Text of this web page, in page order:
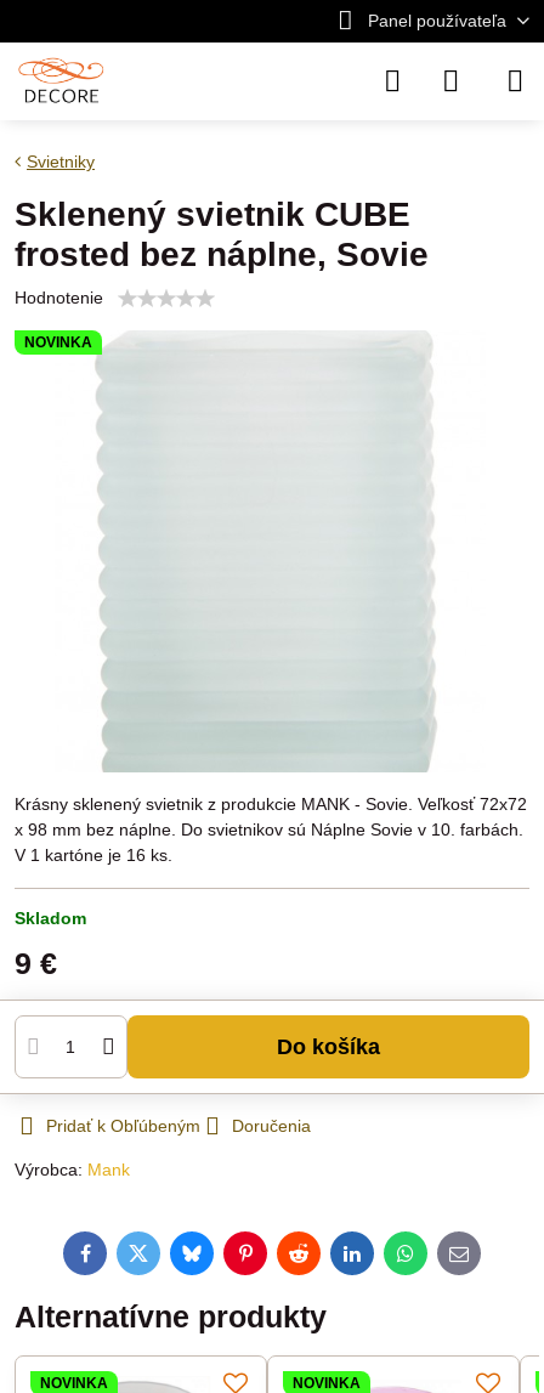
Panel používateľa
NOVINKA
Svietniky
Sklenený svietnik CUBE
frosted bez náplne, Sovie
Hodnotenie
Krásny sklenený svietnik z produkcie MANK - Sovie. Veľkosť 72x72
x 98 mm bez náplne. Do svietnikov sú Náplne Sovie v 10. farbách.
V 1 kartóne je 16 ks.
Skladom
9 €
Do košíka
Pridať k Obľúbeným Doručenia
Výrobca: Mank
FacebookTwitterBlueskyPinterestRedditLinkedInWhatsApp
E-
mail
Alternatívne produkty
NOVINKA NOVINKA